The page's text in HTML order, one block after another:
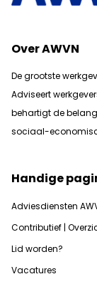
Over AWVN
De grootste
Adviseert
behartigt de
sociaal-
Handige
Adviesdiensten
Contributief |
Lid worden?
Vacatures